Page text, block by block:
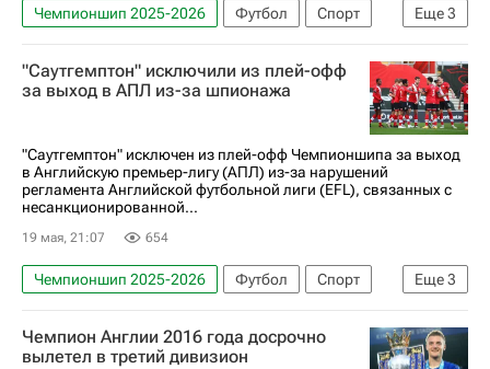
Еще3
Чемпионшип 2025-2026 Футбол
Спорт
АПЛ 2026-2027 (Чемпионат Англии по футболу)
Саутгемптон
Мидлсбро
"Саутгемптон" исключили из плей-офф
за выход в АПЛ из-за шпионажа
"Саутгемптон" исключен из плей-офф Чемпионшипа за выход
в Английскую премьер-лигу (АПЛ) из-за нарушений
регламента Английской футбольной лиги (EFL), связанных с
несанкционированной...
19 мая, 21:07 654
Еще3
Чемпионшип 2025-2026 Футбол
Спорт
АПЛ 2026-2027 (Чемпионат Англии по футболу)
Саутгемптон
Мидлсбро
Чемпион Англии 2016 года досрочно
вылетел в третий дивизион